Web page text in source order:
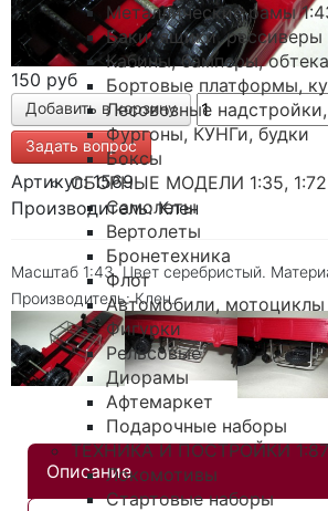
Металлические рамы
Баки, ящики, рессиверы
Кабины, бамперы,
Бортовые платформы,
Лесовозные
Фургоны, КУНГи, будки
Боксы
СБОРНЫЕ МОДЕЛИ 1:35,
Самолеты
Вертолеты
Бронетехника
Флот
Автомобили, мотоциклы
Фигурки
Рельсовые
Диорамы
Афтемаркет
Подарочные наборы
ТЕХНИКА И ПОСТРОЙКИ
Локомотивы
Стартовые наборы
150 руб
Задать вопрос
Артикул: 1569
Производитель: Клен
Масштаб 1:43. Цвет серебристый.
Производитель: Клен.
Описание